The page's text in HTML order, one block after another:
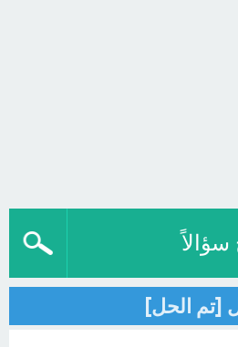
سؤالاً
[تم الحل]